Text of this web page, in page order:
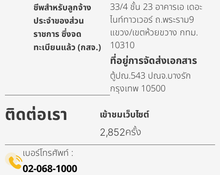
ชีพสำหรับลูกจ้าง
ประจำของส่วน
ราชการ ซึ่งจด
ทะเบียนแล้ว (กสจ.)
33/4 ชั้น 23 อาคารเอ เดอะ
ไนท์ทาวเวอร์ ถ.พระราม9
แขวง/เขตห้วยขวาง กทม.
10310
ที่อยู่การจัดส่งเอกสาร
ตู้ปณ.543 ปณจ.บางรัก
กรุงเทพ 10500
ติดต่อเรา เข้าชมเว็บไซต์
2,852ครั้ง
เบอร์โทรศัพท์ :
02-068-1000